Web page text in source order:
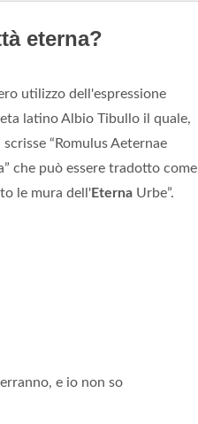
eterna?
utilizzo dell'espressione
latino Albio Tibullo il quale,
“Romulus Aeternae
che può essere tradotto come
le mura dell'Eterna Urbe”.
e io non so